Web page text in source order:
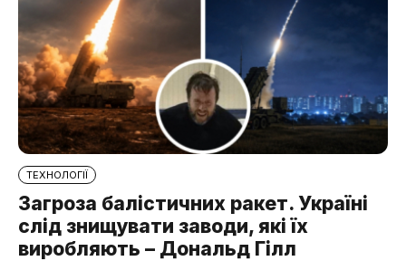
ТЕХНОЛОГІЇ
Загроза балістичних ракет. Україні
слід знищувати заводи, які їх
виробляють – Дональд Гілл